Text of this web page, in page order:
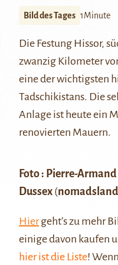
Bild des Tages 1Minute
Die Festung Hissor,
zwanzig Kilometer
eine der wichtigsten
Tadschikistans. Die
Anlage ist heute ein
renovierten Mauern.
Foto : Pierre-Armand
Dussex (
Hiergeht’s zu mehr
einige davon kaufen
hier ist die Liste!